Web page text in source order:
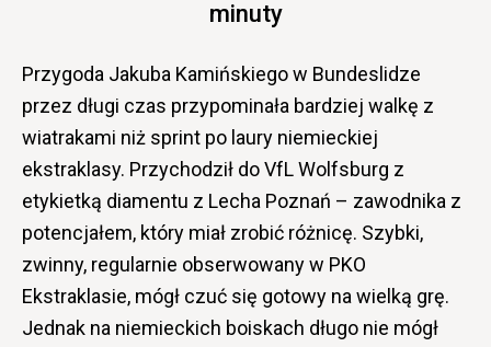
minuty
Przygoda Jakuba Kamińskiego w Bundeslidze
przez długi czas przypominała bardziej walkę z
wiatrakami niż sprint po laury niemieckiej
ekstraklasy. Przychodził do VfL Wolfsburg z
etykietką diamentu z Lecha Poznań – zawodnika z
potencjałem, który miał zrobić różnicę. Szybki,
zwinny, regularnie obserwowany w PKO
Ekstraklasie, mógł czuć się gotowy na wielką grę.
Jednak na niemieckich boiskach długo nie mógł